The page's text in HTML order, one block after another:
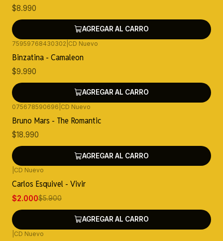
$8.990
AGREGAR AL CARRO
75959768430302 CD Nuevo
Binzatina - Camaleon
$9.990
AGREGAR AL CARRO
075678590696 CD Nuevo
Bruno Mars - The Romantic
$18.990
AGREGAR AL CARRO
-66% OFF
CD Nuevo
Carlos Esquivel - Vivir
$2.000$5.900
AGREGAR AL CARRO
CD Nuevo